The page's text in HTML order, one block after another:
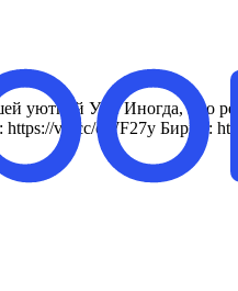
Уфе Иногда, про
vk.cc/cWF27y Биржа: